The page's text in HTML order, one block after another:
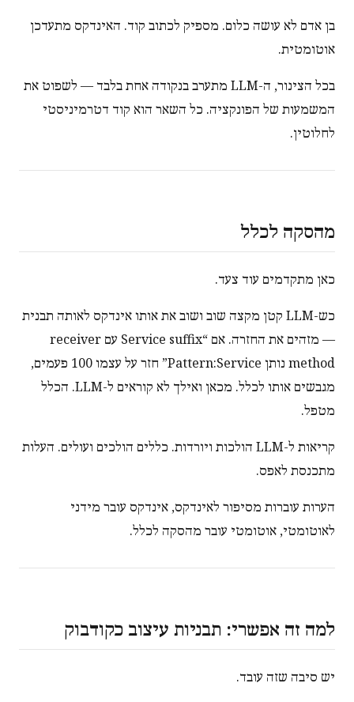
בן אדם לא עושה כלום. מספיק לכתוב קוד. האינדקס מתעדכן
אוטומטית.
בכל הצינור, ה-LLM מתערב בנקודה אחת בלבד — לשפוט את
המשמעות של הפונקציה. כל השאר הוא קוד דטרמיניסטי
לחלוטין.
מהסקה לכלל
כאן מתקדמים עוד צעד.
כש-LLM קטן מקצה שוב ושוב את אותו אינדקס לאותה תבנית
— מזהים את החזרה. אם “Service suffix עם receiver
method נותן Pattern:Service” חזר על עצמו 100 פעמים,
מגבשים אותו לכלל. מכאן ואילך לא קוראים ל-LLM. הכלל
מטפל.
קריאות ל-LLM הולכות ויורדות. כללים הולכים ועולים. העלות
מתכנסת לאפס.
הערות עוברות מסיפור לאינדקס, אינדקס עובר מידני
לאוטומטי, אוטומטי עובר מהסקה לכלל.
למה זה אפשרי: תבניות עיצוב כקודבוק
יש סיבה שזה עובד.